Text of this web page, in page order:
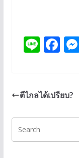
Li F
b
o
k
ตีไกลได้เปรียบ?